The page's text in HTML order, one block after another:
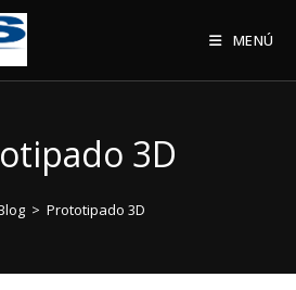
MENÚ
3D
> Prototipado 3D